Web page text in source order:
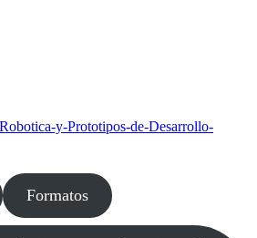
y-Prototipos-de-Desarrollo-
Formatos